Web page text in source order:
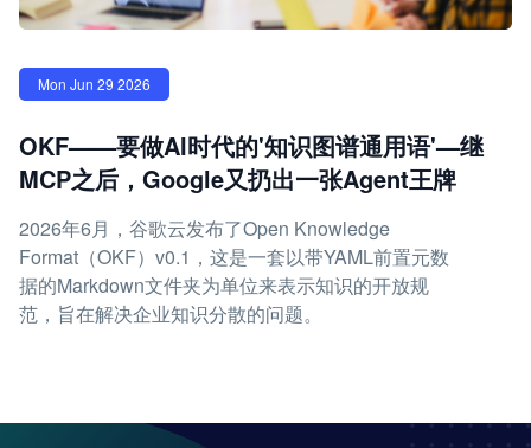
Mon Jun 29 2026
OKF——要做AI时代的'知识图谱通用语'—继
MCP之后，Google又扔出一张Agent王牌
2026年6月，谷歌云发布了Open Knowledge
Format（OKF）v0.1，这是一套以带YAML前置元数
据的Markdown文件夹为单位来表示知识的开放规
范，旨在解决企业知识分散的问题。